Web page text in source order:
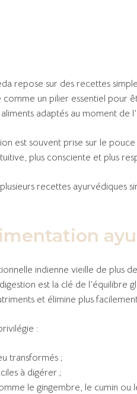
repose sur des recettes
comme un pilier essentiel pour
adaptés au moment de
est souvent prise sur le
plus consciente et plus
recettes ayurvédiques
indienne vieille de plus
est la clé de l’équilibre
et élimine plus
:
transformés ;
à digérer ;
le gingembre, le cumin ou